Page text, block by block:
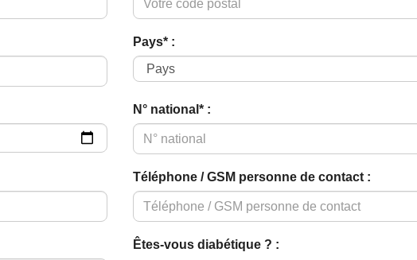
Pays* :
N° national* :
Téléphone / GSM personne de contact :
Êtes-vous diabétique ? :